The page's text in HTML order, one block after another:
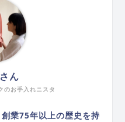
ん
のお手入れニスタ
業75年以上の歴史を持